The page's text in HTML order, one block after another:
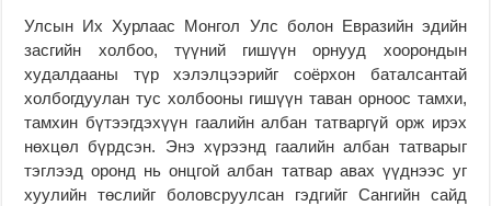
Улсын Их Хурлаас Монгол Улс болон Евразийн эдийн
засгийн холбоо, түүний гишүүн орнууд хоорондын
худалдааны түр хэлэлцээрийг соёрхон баталсантай
холбогдуулан тус холбооны гишүүн таван орноос тамхи,
тамхин бүтээгдэхүүн гаалийн албан татваргүй орж ирэх
нөхцөл бүрдсэн. Энэ хүрээнд гаалийн албан татварыг
тэглээд оронд нь онцгой албан татвар авах үүднээс уг
хуулийн төслийг боловсруулсан гэдгийг Сангийн сайд